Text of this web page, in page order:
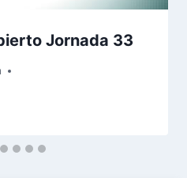
Jornada 33